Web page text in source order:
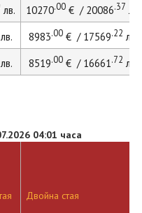
лв. 10270.00€ / 20086.37 лв.
лв. 8983.00€ / 17569.22 лв.
лв. 8519.00€ / 16661.72 лв.
04:01 часа
Двойна стая